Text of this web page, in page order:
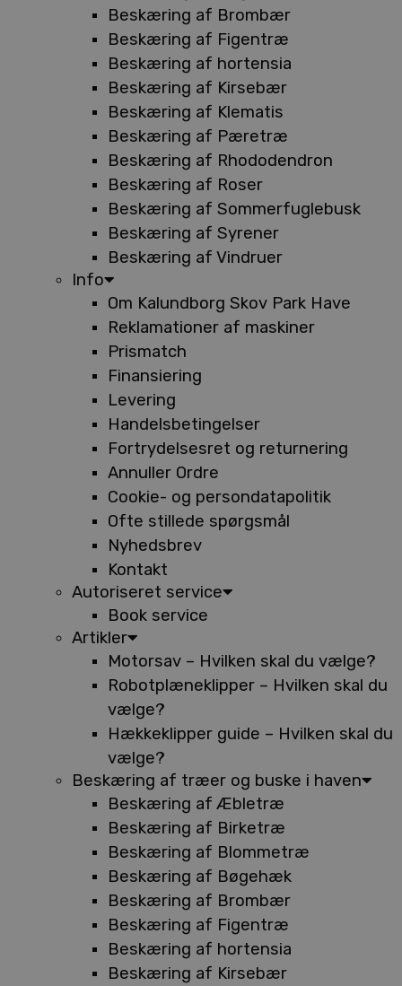
Beskæring af Brombær
Beskæring af Figentræ
Beskæring af hortensia
Beskæring af Kirsebær
Beskæring af Klematis
Beskæring af Pæretræ
Beskæring af Rhododendron
Beskæring af Roser
Beskæring af Sommerfuglebusk
Beskæring af Syrener
Beskæring af Vindruer
Info
Om Kalundborg Skov Park Have
Reklamationer af maskiner
Prismatch
Finansiering
Levering
Handelsbetingelser
Fortrydelsesret og returnering
Annuller Ordre
Cookie- og persondatapolitik
Ofte stillede spørgsmål
Nyhedsbrev
Kontakt
Autoriseret service
Book service
Artikler
Motorsav – Hvilken skal du vælge?
Robotplæneklipper – Hvilken skal du
vælge?
Hækkeklipper guide – Hvilken skal du
vælge?
Beskæring af træer og buske i haven
Beskæring af Æbletræ
Beskæring af Birketræ
Beskæring af Blommetræ
Beskæring af Bøgehæk
Beskæring af Brombær
Beskæring af Figentræ
Beskæring af hortensia
Beskæring af Kirsebær